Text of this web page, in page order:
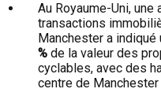
Au Royaume-Uni,
transactions
Manchester a indiqué
% de la valeur des
cyclables, avec des
centre de Manchester